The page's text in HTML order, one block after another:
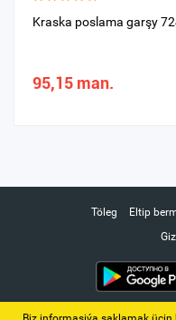
Kraska poslama garşy
95,15 man.
Töleg Eltip